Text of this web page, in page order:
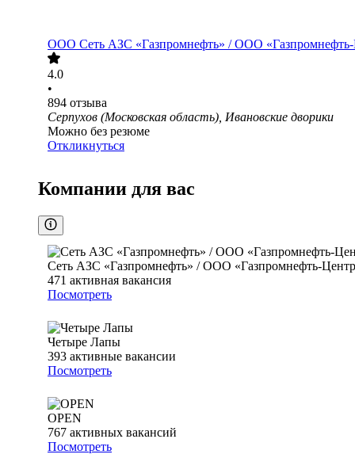
ООО Сеть АЗС «Газпромнефть» / ООО
4.0
•
894 отзыва
Серпухов (Московская область), Ивановские дворики
Можно без резюме
Откликнуться
Компании для вас
Сеть АЗС «Газпромнефть» / ООО «Газпромнефть-
471 активная вакансия
Посмотреть
Четыре Лапы
393 активные вакансии
Посмотреть
OPEN
767 активных вакансий
Посмотреть